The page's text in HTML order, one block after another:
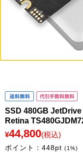
SSD 480GB
Retina
¥44,800(税込)
ポイント： 448pt (1%)